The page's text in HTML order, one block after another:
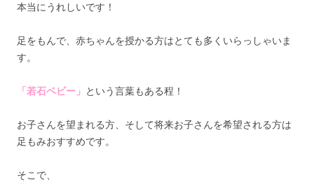
本当にうれしいです！
足をもんで、赤ちゃんを授かる方はとても多くいらっしゃいま
す。
「若石ベビー」 という言葉もある程！
お子さんを望まれる方、そして将来お子さんを希望される方は
足もみおすすめです。
そこで、